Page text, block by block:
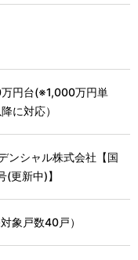
円台(※1,000万円単
に対応）
ンシャル株式会社【国
更新中)】
象戸数40戸）